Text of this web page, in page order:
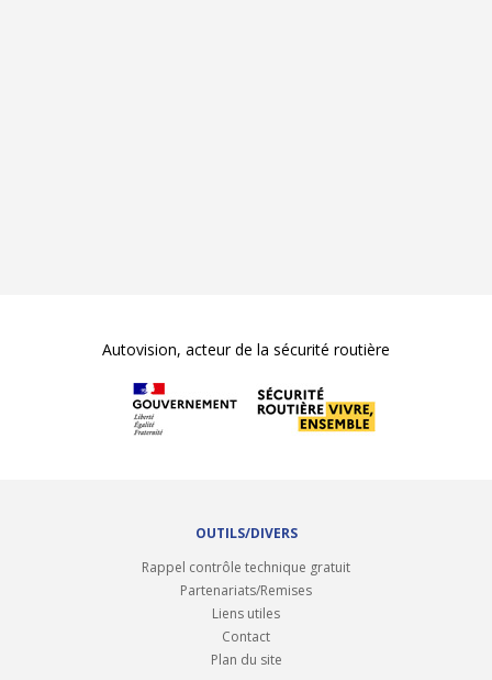
Autovision, acteur de la sécurité routière
OUTILS/DIVERS
Rappel contrôle technique gratuit
Partenariats/Remises
Liens utiles
Contact
Plan du site